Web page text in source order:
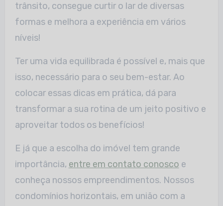
trânsito, consegue curtir o lar de diversas
formas e melhora a experiência em vários
níveis!
Ter uma vida equilibrada é possível e, mais que
isso, necessário para o seu bem-estar. Ao
colocar essas dicas em prática, dá para
transformar a sua rotina de um jeito positivo e
aproveitar todos os benefícios!
E já que a escolha do imóvel tem grande
importância, entre em contato conosco e
conheça nossos empreendimentos. Nossos
condomínios horizontais, em união com a